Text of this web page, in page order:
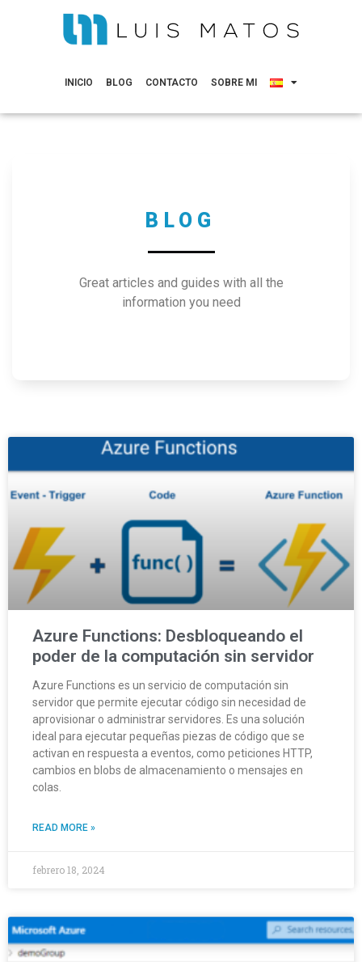
INICIO BLOG CONTACTO SOBRE MI
BLOG
Great articles and guides with all the
information you need
Azure Functions: Desbloqueando el
poder de la computación sin servidor
Azure Functions es un servicio de computación sin
servidor que permite ejecutar código sin necesidad de
aprovisionar o administrar servidores. Es una solución
ideal para ejecutar pequeñas piezas de código que se
activan en respuesta a eventos, como peticiones HTTP,
cambios en blobs de almacenamiento o mensajes en
colas.
READ MORE »
febrero 18, 2024